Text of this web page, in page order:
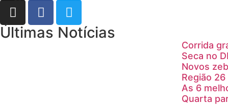
Últimas Notícias
Corrida
Seca no
Novos
Região
As 6
Quarta